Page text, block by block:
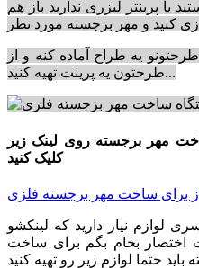
یا پرینتر لیزری ندارید باز هم
کنید و مهر برجسته مورد نظر
یه طراح آماده کنه و از
طرحتون یه پرینت تهیه کنید...
مهر برجسته روی لینک زیر
کلیک کنید
برای ساخت مهر برجسته فلزی
لوازم نیاز دارید که لینکشو
اختصار بخام بگم برای ساخت
باید حتما لوازم زیر رو تهیه کنید